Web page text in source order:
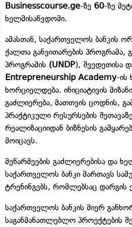
Businesscourse.ge-ზე 60-ზე
ხელმისაწვდომი.
ამასთან, საქართველოს ბანკის
ქალთა განვითარების პროგრამა,
პროგრამის (UNDP), შვედეთისა
Entrepreneurship Academy-ის
ხორციელდება. ინიციატივის
გაძლიერება, მათთვის ცოდნის,
პრაქტიკული რესურსების
რეალიზაციიდან ბიზნესის
მოიცავს.
მეწარმეების გაძლიერებისა და
საქართველოს ბანკი მართავს
ტრენინგებს, რომლებსაც დარგის
საქართველოს ბანკის მიერ
საგანმანათლებლო პროექტების